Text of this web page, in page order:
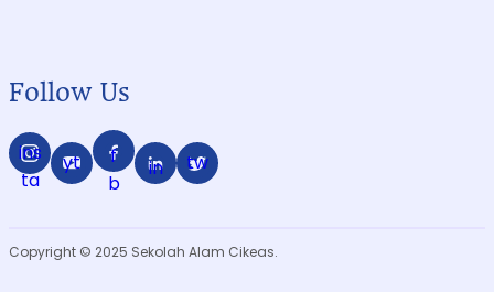
Follow Us
ins
ta
yt
f
b
in tw
Copyright © 2025 Sekolah Alam Cikeas.